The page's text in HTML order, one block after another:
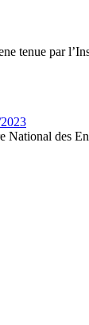
tenue par
National des